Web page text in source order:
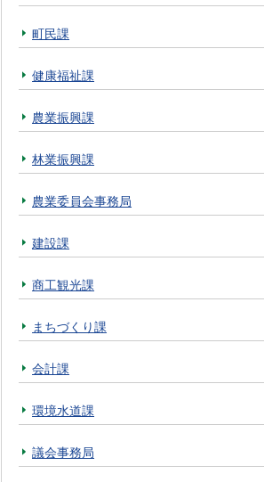
町民課
健康福祉課
農業振興課
林業振興課
農業委員会事務局
建設課
商工観光課
まちづくり課
会計課
環境水道課
議会事務局